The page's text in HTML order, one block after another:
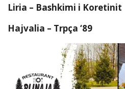
Liria – Bashkimi i Koretinit
Hajvalia – Trpça ‘89